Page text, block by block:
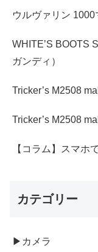
ウルヴァリン 1000
WHITE’S BOOTS
ガンディ）
Tricker’s M2508
Tricker’s M2508
【コラム】スマホ
カテゴリー
▶カメラ